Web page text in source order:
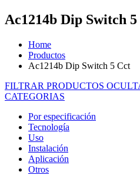
Ac1214b Dip Switch
Home
Productos
Ac1214b Dip Switch 5 Cct
FILTRAR PRODUCTOS
CATEGORIAS
Por especificación
Tecnología
Uso
Instalación
Aplicación
Otros